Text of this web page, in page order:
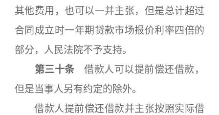
其他费用，也可以一并主张，但是总计超过
合同成立时一年期贷款市场报价利率四倍的
部分，人民法院不予支持。
第三十条 借款人可以提前偿还借款，
但是当事人另有约定的除外。
借款人提前偿还借款并主张按照实际借